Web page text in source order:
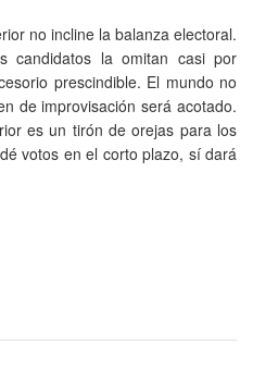
no incline la balanza electoral.
candidatos la omitan casi por
prescindible. El mundo no
de improvisación será acotado.
es un tirón de orejas para los
votos en el corto plazo, sí dará